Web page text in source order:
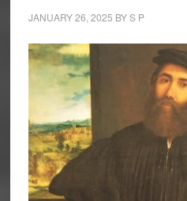
JANUARY 26, 2025 BYS P